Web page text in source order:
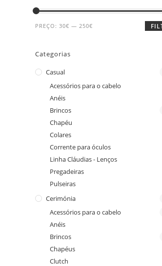
PREÇO: 30€ — 250€
Categorias
Casual
Acessórios para o cabelo
Anéis
Brincos
Chapéu
Colares
Corrente para óculos
Linha Cláudias - Lenços
Pregadeiras
Pulseiras
Cerimónia
Acessórios para o cabelo
Anéis
Brincos
Chapéus
Clutch